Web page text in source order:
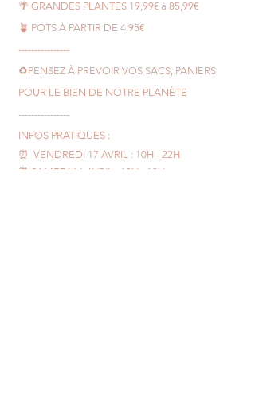
🌴 GRANDES PLANTES 19,99€ à 85,99€
🪴 POTS À PARTIR DE 4,95€
----------------
♻️PENSEZ À PREVOIR VOS SACS, PANIERS
POUR LE BIEN DE NOTRE PLANÈTE
----------------
INFOS PRATIQUES :
⏰ VENDREDI 17 AVRIL : 10H - 22H
⏰ SAMEDI 16 AVRIL
: 10H - 19H